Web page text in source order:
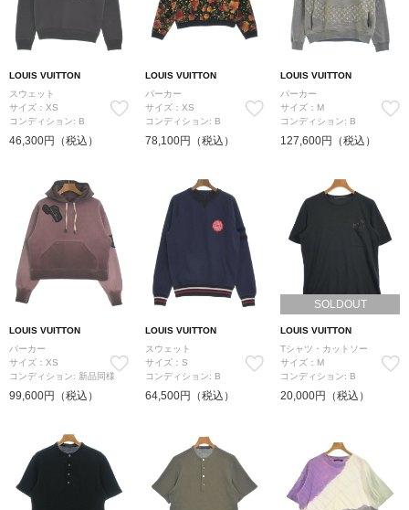
LOUIS VUITTON
スウェット
サイズ：XS
コンディション: B
46,300円（税込）
LOUIS VUITTON
パーカー
サイズ：XS
コンディション: B
78,100円（税込）
LOUIS VUITTON
パーカー
サイズ：M
コンディション: B
127,600円（税込）
LOUIS VUITTON
パーカー
サイズ：XS
コンディション: 新品同様
99,600円（税込）
LOUIS VUITTON
スウェット
サイズ：S
コンディション: B
64,500円（税込）
SOLDOUT
LOUIS VUITTON
Tシャツ・カットソー
サイズ：M
コンディション: B
20,000円（税込）